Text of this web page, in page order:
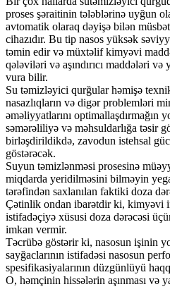
proses şəraitinin tələblərinə uyğun
avtomatik olaraq dəyişə bilən
cihazıdır. Bu tip nasos yüksək
təmin edir və müxtəlif kimyəvi
qələviləri və aşındırıcı maddələri
vura bilir.
Su təmizləyici qurğular həmişə
nasazlıqların və digər problemləri
əməliyyatlarını optimallaşdırmağın
səmərəliliyə və məhsuldarlığa təsir
birləşdirildikdə, zavodun istehsal
göstərəcək.
Suyun təmizlənməsi prosesinə
miqdarda yeridilməsini bilməyin
tərəfindən saxlanılan faktiki doza
Çətinlik ondan ibarətdir ki, kimyəvi
istifadəçiyə xüsusi doza dərəcəsi
imkan vermir.
Təcrübə göstərir ki, nasosun işinin
sayğaclarının istifadəsi nasosun
spesifikasiyalarının düzgünlüyü
O, həmçinin hissələrin aşınması və